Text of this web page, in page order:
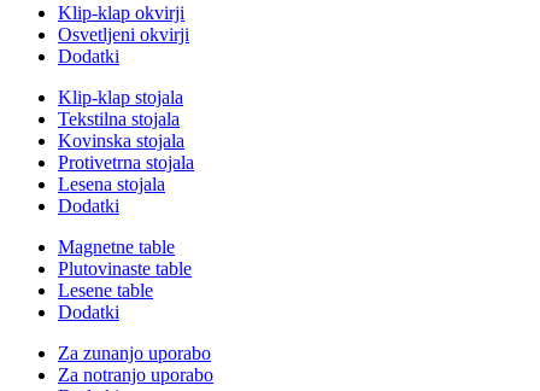
Klip-klap okvirji
Osvetljeni okvirji
Dodatki
Klip-klap stojala
Tekstilna stojala
Kovinska stojala
Protivetrna stojala
Lesena stojala
Dodatki
Magnetne table
Plutovinaste table
Lesene table
Dodatki
Za zunanjo uporabo
Za notranjo uporabo